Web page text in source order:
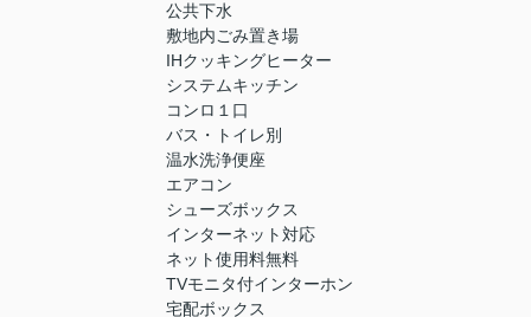
公共下水
敷地内ごみ置き場
IHクッキングヒーター
システムキッチン
コンロ１口
バス・トイレ別
温水洗浄便座
エアコン
シューズボックス
インターネット対応
ネット使用料無料
TVモニタ付インターホン
宅配ボックス